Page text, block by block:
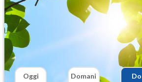
Oggi
Domani
Do